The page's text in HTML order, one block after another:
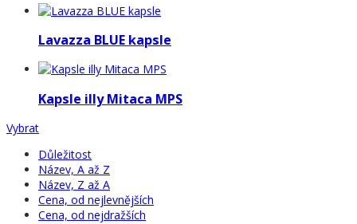
Lavazza BLUE kapsle
Kapsle illy Mitaca MPS
Vybrat
Důležitost
Název, A až Z
Název, Z až A
Cena, od nejlevnějších
Cena, od nejdražších